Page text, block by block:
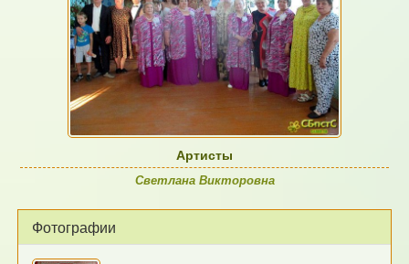
Артисты
Светлана Викторовна
Фотографии